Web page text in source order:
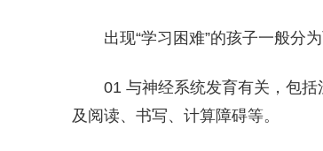
出现“学习困难”的孩子一般分为
01 与神经系统发育有关，包
及阅读、书写、计算障碍等。